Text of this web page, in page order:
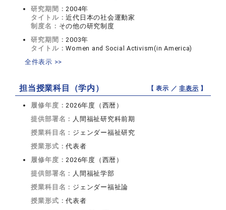
研究期間：2004年
タイトル：近代日本の社会運動家
制度名： その他の研究制度
研究期間：2003年
タイトル：Women and Social Activism(in America)
全件表示 >>
担当授業科目（学内） 【 表示 ／非表示 】
履修年度：2026年度（西暦）
提供部署名： 人間福祉研究科前期
授業科目名： ジェンダー福祉研究
授業形式：代表者
履修年度：2026年度（西暦）
提供部署名： 人間福祉学部
授業科目名： ジェンダー福祉論
授業形式：代表者